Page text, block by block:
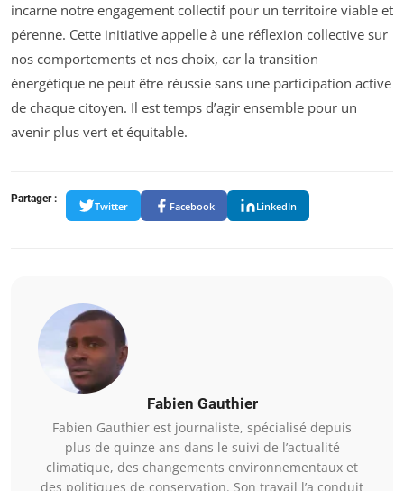
incarne notre engagement collectif pour un territoire viable et
pérenne. Cette initiative appelle à une réflexion collective sur
nos comportements et nos choix, car la transition
énergétique ne peut être réussie sans une participation active
de chaque citoyen. Il est temps d’agir ensemble pour un
avenir plus vert et équitable.
Partager :
Twitter Facebook LinkedIn
Fabien Gauthier
Fabien Gauthier est journaliste, spécialisé depuis
plus de quinze ans dans le suivi de l’actualité
climatique, des changements environnementaux et
des politiques de conservation. Son travail l’a conduit